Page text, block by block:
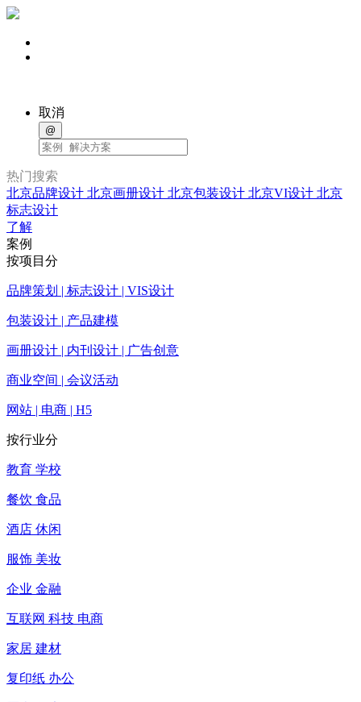
取消
@
热门搜索
北京品牌设计 北京画册设计 北京包装设计 北京VI设计 北京
标志设计
了解
案例
按项目分
品牌策划 | 标志设计 | VIS设计
包装设计 | 产品建模
画册设计 | 内刊设计 | 广告创意
商业空间 | 会议活动
网站 | 电商 | H5
按行业分
教育 学校
餐饮 食品
酒店 休闲
服饰 美妆
企业 金融
互联网 科技 电商
家居 建材
复印纸 办公